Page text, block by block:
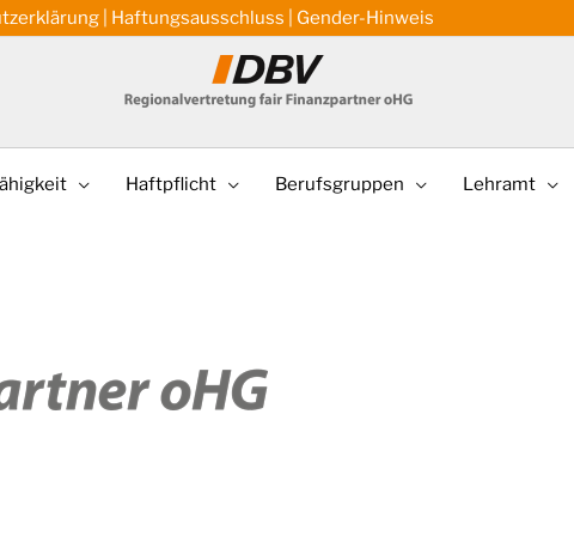
Haftungsausschluss Gender-Hinweis
Haftpflicht Berufsgruppen Lehramt